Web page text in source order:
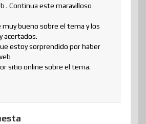
. Continua este maravilloso
bueno sobre el tema y los
acertados.
estoy sorprendido por haber
sitio online sobre el tema.